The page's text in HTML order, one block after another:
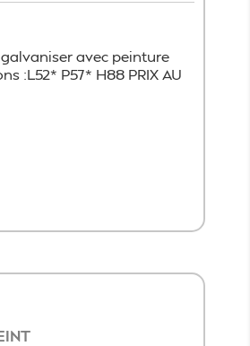
avec peinture
:L52* P57* H88 PRIX AU